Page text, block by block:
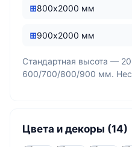
800х2000 мм
900х2000 мм
Стандартная высота —
600/700/800/900 мм.
Цвета и декоры (14)